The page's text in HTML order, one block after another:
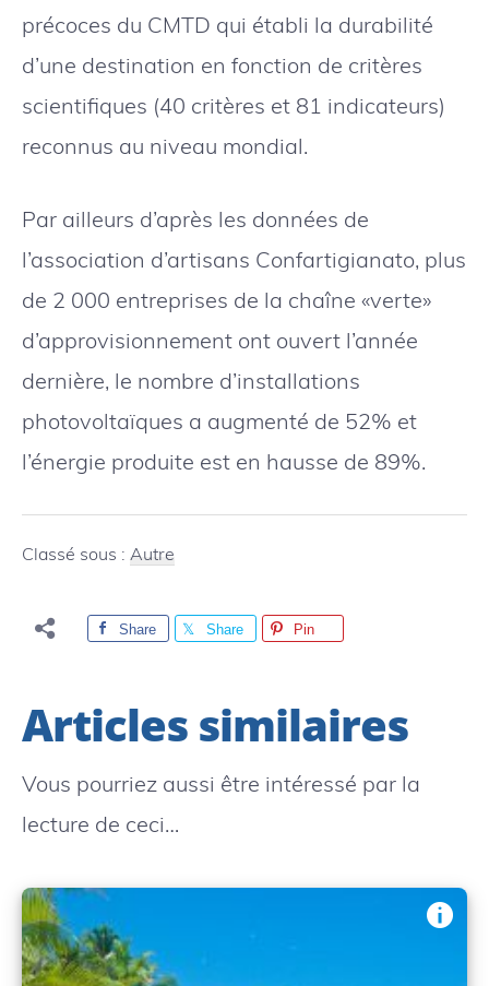
précoces du CMTD qui établi la durabilité
d’une destination en fonction de critères
scientifiques (40 critères et 81 indicateurs)
reconnus au niveau mondial.
Par ailleurs d’après les données de
l’association d’artisans Confartigianato, plus
de 2 000 entreprises de la chaîne «verte»
d’approvisionnement ont ouvert l’année
dernière, le nombre d’installations
photovoltaïques a augmenté de 52% et
l’énergie produite est en hausse de 89%.
Classé sous : Autre
Share Share Pin
Articles similaires
Vous pourriez aussi être intéressé par la
lecture de ceci…